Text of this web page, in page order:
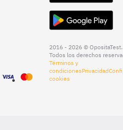
2016 - 2026 © OpositaTest.
Todos los derechos
Términos y
condicionesPrivacidad
cookies